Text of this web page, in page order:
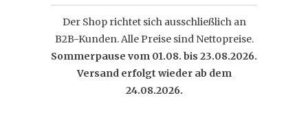
Der Shop richtet sich ausschließlich an
B2B-Kunden. Alle Preise sind Nettopreise.
Sommerpause vom 01.08. bis 23.08.2026.
Versand erfolgt wieder ab dem
24.08.2026.